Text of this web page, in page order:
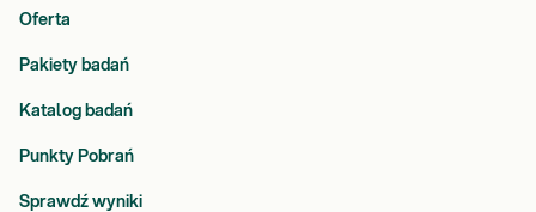
Oferta
Pakiety badań
Katalog badań
Punkty Pobrań
Sprawdź wyniki